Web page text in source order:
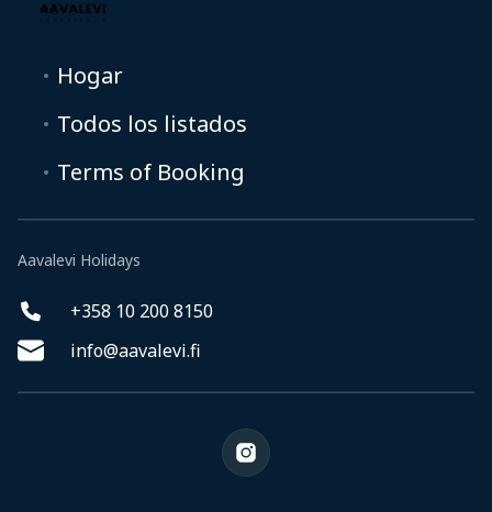
Hogar
Todos los listados
Terms of Booking
Aavalevi Holidays
+358 10 200 8150
info@aavalevi.fi